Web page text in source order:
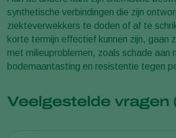
synthetische verbindingen die zijn
ziekteverwekkers te doden of af te
korte termijn effectief kunnen zijn, gaan
met milieuproblemen, zoals schade aan
bodemaantasting en resistentie tegen
Veelgestelde vragen